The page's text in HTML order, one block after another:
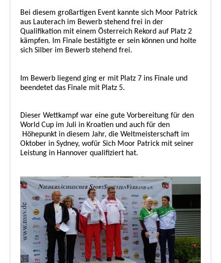
Bei diesem großartigen Event kannte sich Moor Patrick
aus Lauterach im Bewerb stehend frei in der
Qualifikation mit einem Österreich Rekord auf Platz 2
kämpfen. Im Finale bestätigte er sein können und holte
sich Silber im Bewerb stehend frei.
Im Bewerb liegend ging er mit Platz 7 ins Finale und
beendetet das Finale mit Platz 5.
Dieser Wettkampf war eine gute Vorbereitung für den
World Cup im Juli in Kroatien und auch für den
Höhepunkt in diesem Jahr, die Weltmeisterschaft im
Oktober in Sydney, wofür Sich Moor Patrick mit seiner
Leistung in Hannover qualifiziert hat.